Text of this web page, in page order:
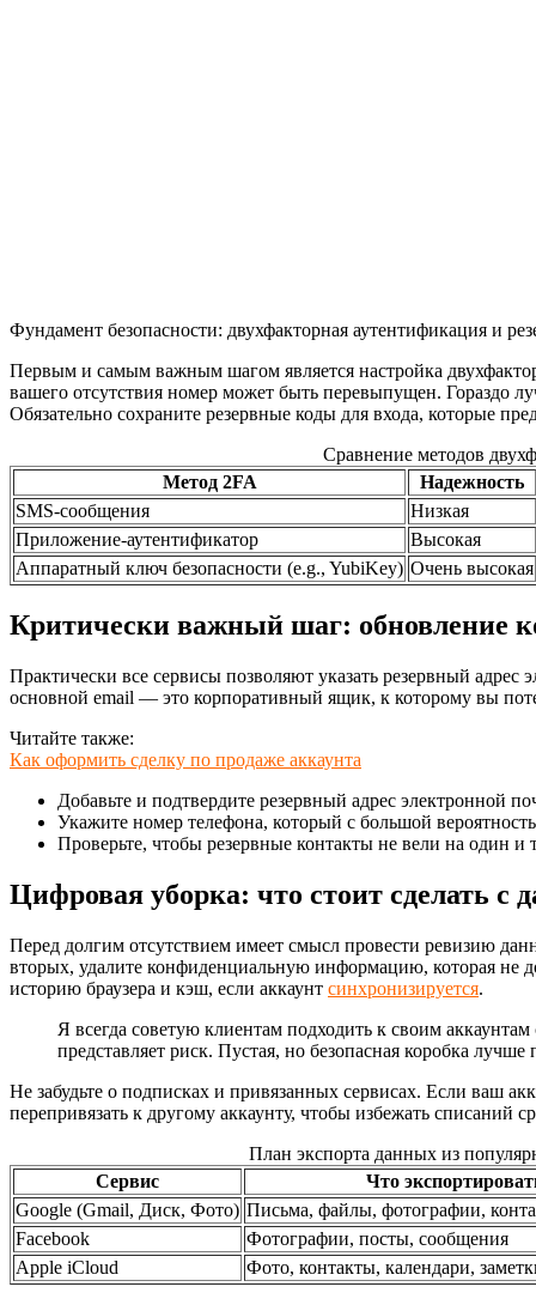
Фундамент безопасности: двухфакторная аутентификация и
Первым и самым важным шагом является настройка
вашего отсутствия номер может быть перевыпущен. Гораздо
Обязательно сохраните резервные коды для входа, которые
Сравнение методов
Метод 2FA
Надежность
SMS-сообщения
Низкая
Приложение-аутентификатор
Высокая
Аппаратный ключ безопасности (e.g., YubiKey) Очень высокая
Критически важный шаг: обновление
Практически все сервисы позволяют указать резервный
основной email — это корпоративный ящик, к которому вы
Читайте также:
Как оформить сделку по продаже аккаунта
Добавьте и подтвердите резервный адрес электронной
Укажите номер телефона, который с большой
Проверьте, чтобы резервные контакты не вели на один
Цифровая уборка: что стоит сделать с
Перед долгим отсутствием имеет смысл провести ревизию
вторых, удалите конфиденциальную информацию, которая не
историю браузера и кэш, если аккаунт синхронизируется.
Я всегда советую клиентам подходить к своим
представляет риск. Пустая, но безопасная коробка
Не забудьте о подписках и привязанных сервисах. Если ваш
перепривязать к другому аккаунту, чтобы избежать списаний
План экспорта данных из
Сервис
Что
Google (Gmail, Диск, Фото) Письма, файлы, фотографии,
Facebook
Фотографии, посты, сообщения
Apple iCloud
Фото, контакты, календари,